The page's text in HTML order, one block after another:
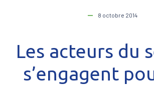
8 octobre 2014
Les acteurs du
s’engagent